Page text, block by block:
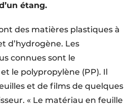
étang.
des matières plastiques à
d’hydrogène. Les
connues sont le
le polypropylène (PP). Il
et de films de quelques
« Le matériau en feuille